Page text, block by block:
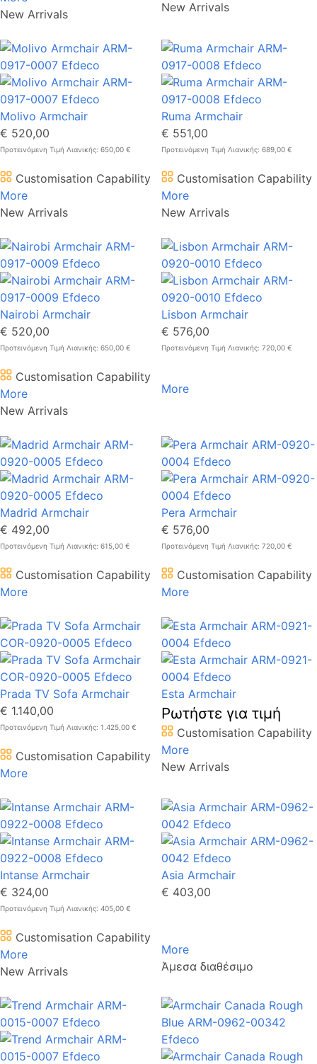
New Arrivals
New Arrivals
Molivo Armchair
€ 520,00
Προτεινόμενη Τιμή Λιανικής: 650,00 €
Customisation Capability
More
New Arrivals
Ruma Armchair
€ 551,00
Προτεινόμενη Τιμή Λιανικής: 689,00 €
Customisation Capability
More
New Arrivals
Nairobi Armchair
€ 520,00
Προτεινόμενη Τιμή Λιανικής: 650,00 €
Customisation Capability
More
New Arrivals
Lisbon Armchair
€ 576,00
Προτεινόμενη Τιμή Λιανικής: 720,00 €
More
Madrid Armchair
€ 492,00
Προτεινόμενη Τιμή Λιανικής: 615,00 €
Customisation Capability
More
Pera Armchair
€ 576,00
Προτεινόμενη Τιμή Λιανικής: 720,00 €
Customisation Capability
More
Prada TV Sofa Armchair
€ 1.140,00
Προτεινόμενη Τιμή Λιανικής: 1.425,00 €
Customisation Capability
More
Esta Armchair
Ρωτήστε για τιμή
Customisation Capability
More
New Arrivals
Intanse Armchair
€ 324,00
Προτεινόμενη Τιμή Λιανικής: 405,00 €
Customisation Capability
More
New Arrivals
Asia Armchair
€ 403,00
More
Άμεσα διαθέσιμο